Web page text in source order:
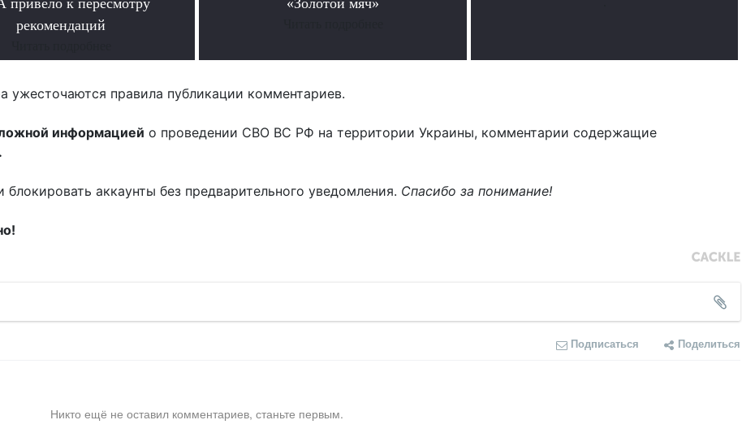
к пересмотру
рекомендаций
«Золотой мяч»
ужесточаются правила публикации комментариев.
информацией о проведении СВО ВС РФ на территории Украины, комментарии содержащие
аккаунты без предварительного уведомления. Спасибо за понимание!
Подписаться Поделиться
Никто ещё не оставил комментариев, станьте первым.